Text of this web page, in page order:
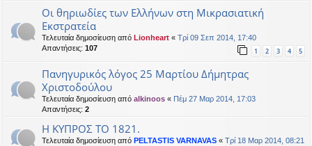
Οι θηριωδίες των Ελλήνων στη Μικρασιατική
Εκστρατεία
Τελευταία δημοσίευση από Lionheart « Τρί 09 Σεπ 2014, 17:40
Απαντήσεις: 107 1 2 3 4 5
Πανηγυρικός λόγος 25 Μαρτίου Δήμητρας
Χριστοδούλου
Τελευταία δημοσίευση από alkinoos « Πέμ 27 Μαρ 2014, 17:03
Απαντήσεις: 2
Η ΚΥΠΡΟΣ ΤΟ 1821.
Τελευταία δημοσίευση από PELTASTIS VARNAVAS « Τρί 18 Μαρ 2014, 08:21